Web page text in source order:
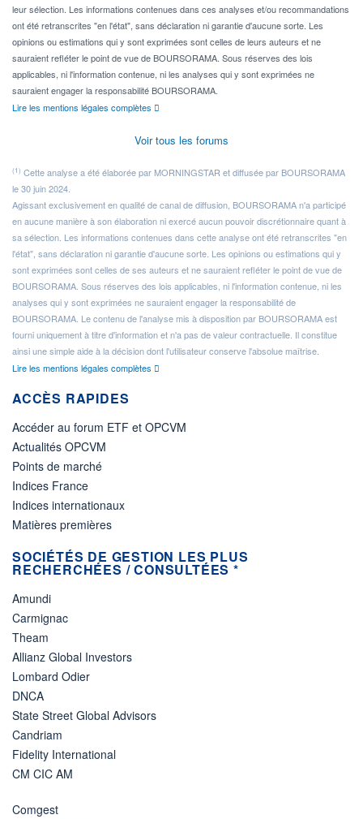
leur sélection. Les informations contenues dans ces analyses et/ou recommandations
ont été retranscrites "en l'état", sans déclaration ni garantie d'aucune sorte. Les
opinions ou estimations qui y sont exprimées sont celles de leurs auteurs et ne
sauraient refléter le point de vue de BOURSORAMA. Sous réserves des lois
applicables, ni l'information contenue, ni les analyses qui y sont exprimées ne
sauraient engager la responsabilité BOURSORAMA.
Lire les mentions légales complètes
Voir tous les forums
(1) Cette analyse a été élaborée par MORNINGSTAR et diffusée par BOURSORAMA
le 30 juin 2024.
Agissant exclusivement en qualité de canal de diffusion, BOURSORAMA n'a participé
en aucune manière à son élaboration ni exercé aucun pouvoir discrétionnaire quant à
sa sélection. Les informations contenues dans cette analyse ont été retranscrites "en
l'état", sans déclaration ni garantie d'aucune sorte. Les opinions ou estimations qui y
sont exprimées sont celles de ses auteurs et ne sauraient refléter le point de vue de
BOURSORAMA. Sous réserves des lois applicables, ni l'information contenue, ni les
analyses qui y sont exprimées ne sauraient engager la responsabilité de
BOURSORAMA. Le contenu de l'analyse mis à disposition par BOURSORAMA est
fourni uniquement à titre d'information et n'a pas de valeur contractuelle. Il constitue
ainsi une simple aide à la décision dont l'utilisateur conserve l'absolue maîtrise.
Lire les mentions légales complètes
ACCÈS RAPIDES
Accéder au forum ETF et OPCVM
Actualités OPCVM
Points de marché
Indices France
Indices internationaux
Matières premières
SOCIÉTÉS DE GESTION LES PLUS
RECHERCHÉES / CONSULTÉES *
Amundi
Carmignac
Theam
Allianz Global Investors
Lombard Odier
DNCA
State Street Global Advisors
Candriam
Fidelity International
CM CIC AM
Comgest